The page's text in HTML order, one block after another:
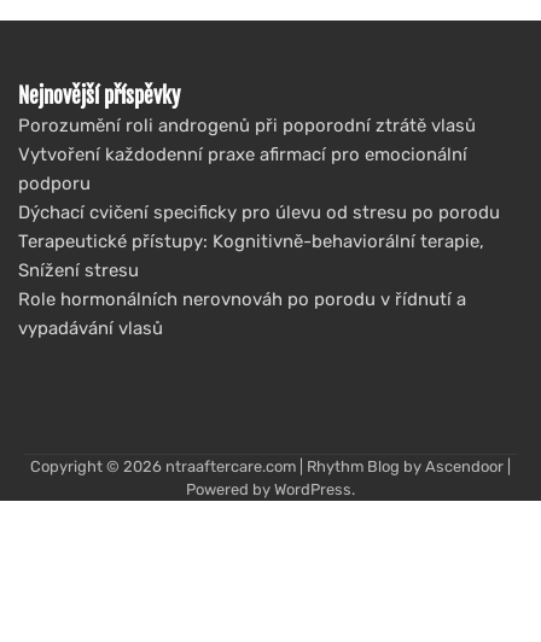
Nejnovější příspěvky
Porozumění roli androgenů při poporodní ztrátě vlasů
Vytvoření každodenní praxe afirmací pro emocionální
podporu
Dýchací cvičení specificky pro úlevu od stresu po porodu
Terapeutické přístupy: Kognitivně-behaviorální terapie,
Snížení stresu
Role hormonálních nerovnováh po porodu v řídnutí a
vypadávání vlasů
Copyright © 2026 ntraaftercare.com | Rhythm Blog by Ascendoor
Powered by WordPress.